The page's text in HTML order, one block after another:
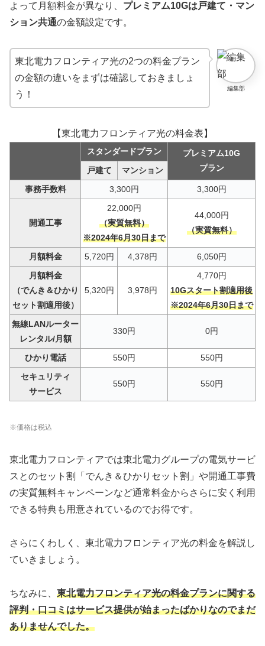
よって月額料金が異なり、 プレミアム10Gは戸建て・マン
ション共通の金額設定です。
編集部
東北電力フロンティア光の2つの料金プラン
の金額の違いをまずは確認しておきましょ
う！
【東北電力フロンティア光の料金表】
スタンダードプラン
プレミアム10G
プラン
戸建て
マンション
事務手数料
3,300円 3,300円
開通工事
22,000円
（実質無料）
※2024年6月30日まで
44,000円
（実質無料）
月額料金 5,720円 4,378円
6,050円
月額料金
（でんき＆ひかり
セット割適用後）
5,320円 3,978円
4,770円
10Gスタート割適用後
※2024年6月30日まで
無線LANルーター
レンタル/月額
330円 0円
ひかり電話 550円
550円
セキュリティ
サービス
550円 550円
※価格は税込
東北電力フロンティアでは東北電力グループの電気サービ
スとのセット割「でんき＆ひかりセット割」や開通工事費
の実質無料キャンペーンなど通常料金からさらに安く利用
できる特典も用意されているのでお得です。
さらにくわしく、東北電力フロンティア光の料金を解説し
ていきましょう。
ちなみに、 東北電力フロンティア光の料金プランに関する
評判・口コミはサービス提供が始まったばかりなのでまだ
ありませんでした。